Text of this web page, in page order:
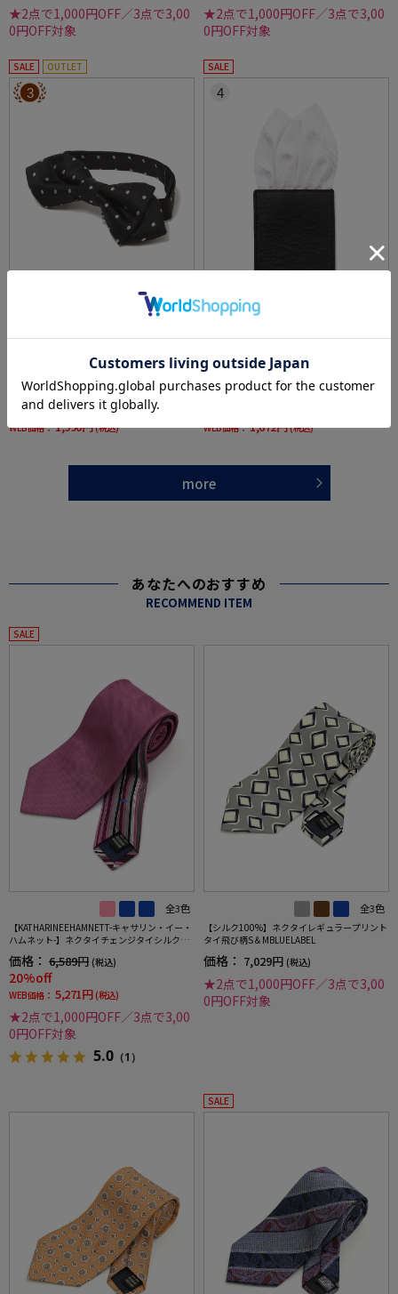
★2点で1,000円OFF／3点で3,00
0円OFF対象
★2点で1,000円OFF／3点で3,00
0円OFF対象
SALE OUTLET
3
全4色
蝶ネクタイドットフォーマルセレモニー結婚
価格： 4,389円 (税込)
55%off
WEB価格： 1,990円 (税込)
SALE
4
全7色
【シルク100％】ポケットチーフ簡易式千鳥格
子通年
価格：2,090円 (税込)
WEB価格： 1,672円 (税込)
more
あなたへのおすすめ
RECOMMEND ITEM
SALE
全3色
【KATHARINEEHAMNETT-キャサリン・イー・
ハムネット-】ネクタイチェンジタイシルク10
ストライプ
価格： 6,589円 (税込)
20%off
WEB価格： 5,271円 (税込)
★2点で1,000円OFF／3点で3,00
0円OFF対象
5.0 （1）
全3色
【シルク100%】ネクタイレギュラープリント
タイ飛び柄S＆MBLUELABEL
価格： 7,029円 (税込)
★2点で1,000円OFF／3点で3,00
0円OFF対象
SALE